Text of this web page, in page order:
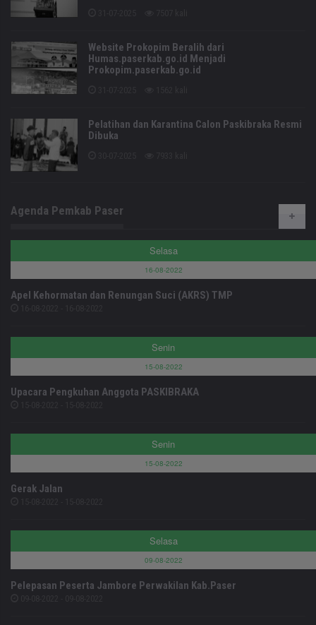
Website Prokopim Beralih dari
Humas.paserkab.go.id Menjadi
Prokopim.paserkab.go.id
Pelatihan dan Karantina Calon Paskibraka Resmi
Dibuka
Agenda Pemkab Paser
Selasa
16-08-2022
Apel Kehormatan dan Renungan Suci (AKRS) TMP
Senin
15-08-2022
Upacara Pengkuhan Anggota PASKIBRAKA
Senin
15-08-2022
Gerak Jalan
Selasa
09-08-2022
Pelepasan Peserta Jambore Perwakilan Kab.Paser